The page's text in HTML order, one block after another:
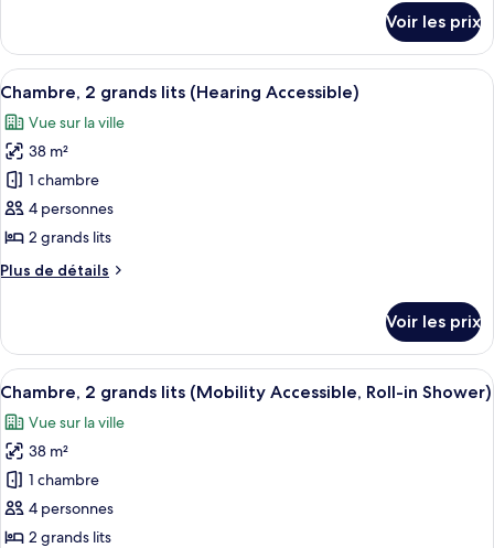
très
grand
lit
(Mobility/Hearing
Access,
Roll-
In
Shwr)
le
type
de
Chambre,
très
grand
lit
(Mobility/Hearing
Access,
Roll-
Voir les prix
Afficher
toutes
les
photos
pour
ce
type
chambre :
grands
lits
(Hearing
Accessible)
Une chambre d’hôtel avec deux lits,
5
Chambre, 2 grands lits (Hearing Accessible)
Vue sur la ville
38 m²
1 chambre
4 personnes
2 grands lits
Plus de détails
Plus
le
type
de
Chambre,
2
grands
lits
(Hearing
Accessible)
Voir les prix
Afficher
toutes
les
photos
pour
ce
type
Une chambre d’hôtel avec deux lits,
5
Chambre, 2 grands lits (Mobility Accessible, Roll-in Shower)
Vue sur la ville
38 m²
1 chambre
4 personnes
2 grands lits